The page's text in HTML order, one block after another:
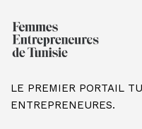
LE PREMIER PORTAIL
ENTREPRENEURES.